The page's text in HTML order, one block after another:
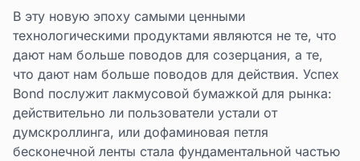
В эту новую эпоху самыми ценными
технологическими продуктами являются не те, что
дают нам больше поводов для созерцания, а те,
что дают нам больше поводов для действия. Успех
Bond послужит лакмусовой бумажкой для рынка:
действительно ли пользователи устали от
думскроллинга, или дофаминовая петля
бесконечной ленты стала фундаментальной частью